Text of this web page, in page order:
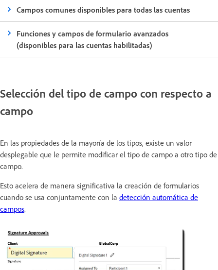
Campos comunes disponibles para todas las cuentas
Funciones y campos de formulario avanzados
(disponibles para las cuentas habilitadas)
Selección del tipo de campo con respecto a
campo
En las propiedades de la mayoría de los tipos, existe un valor
desplegable que le permite modificar el tipo de campo a otro tipo de
campo.
Esto acelera de manera significativa la creación de formularios
cuando se usa conjuntamente con la detección automática de
campos.